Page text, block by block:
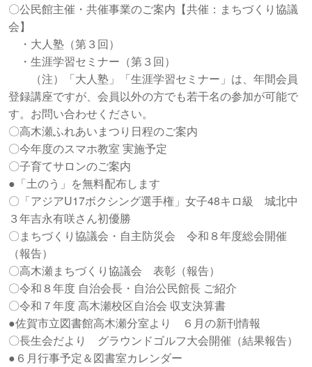
〇公民館主催・共催事業のご案内【共催：まちづくり協議
会】
・大人塾（第３回）
・生涯学習セミナー（第３回）
（注）「大人塾」「生涯学習セミナー」は、年間会員
登録講座ですが、会員以外の方でも若干名の参加が可能で
す。お問い合わせください。
〇高木瀬ふれあいまつり日程のご案内
〇今年度のスマホ教室 実施予定
〇子育てサロンのご案内
●「土のう」を無料配布します
〇「アジアU17ボクシング選手権」女子48キロ級 城北中
３年吉永有咲さん初優勝
〇まちづくり協議会・自主防災会 令和８年度総会開催
（報告）
〇高木瀬まちづくり協議会 表彰（報告）
〇令和８年度 自治会長・自治公民館長 ご紹介
〇令和７年度 高木瀬校区自治会 収支決算書
●佐賀市立図書館高木瀬分室より ６月の新刊情報
〇長生会だより グラウンドゴルフ大会開催（結果報告）
●６月行事予定＆図書室カレンダー